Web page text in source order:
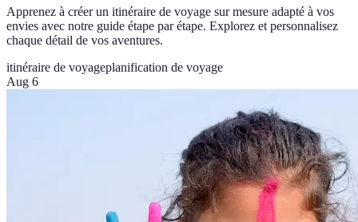
Apprenez à créer un itinéraire de voyage sur mesure adapté à vos
envies avec notre guide étape par étape. Explorez et personnalisez
chaque détail de vos aventures.
itinéraire de voyageplanification de voyage
Aug 6